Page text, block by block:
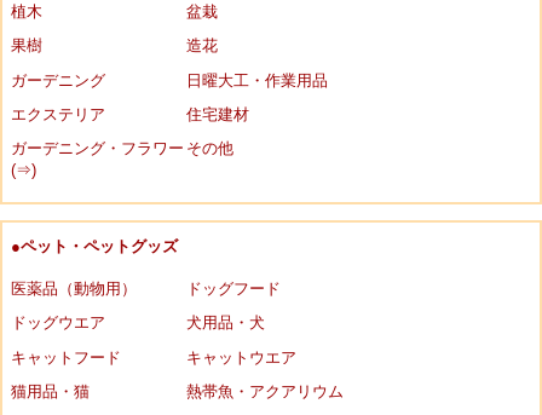
植木
盆栽
果樹
造花
ガーデニング
日曜大工・作業用品
エクステリア
住宅建材
ガーデニング・フラワー
(⇒)
その他
●ペット・ペットグッズ
医薬品（動物用）
ドッグフード
ドッグウエア
犬用品・犬
キャットフード
キャットウエア
猫用品・猫
熱帯魚・アクアリウム